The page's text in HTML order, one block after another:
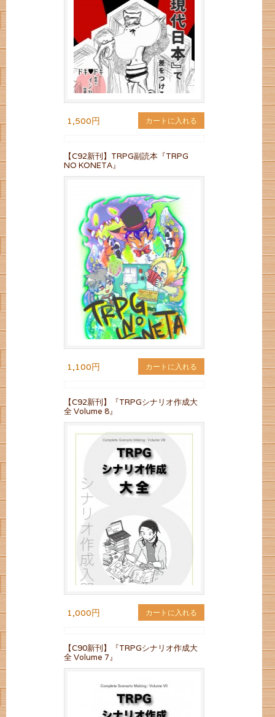
1,500円 カートに入れる
【C92新刊】TRPG副読本『TRPG
NO KONETA』
1,100円 カートに入れる
【C92新刊】『TRPGシナリオ作成大
全 Volume 8』
1,000円 カートに入れる
【C90新刊】『TRPGシナリオ作成大
全 Volume 7』